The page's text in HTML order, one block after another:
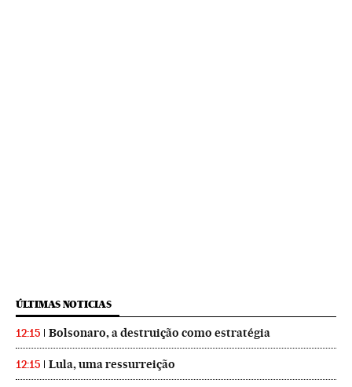
ÚLTIMAS NOTICIAS
12:15 Bolsonaro, a destruição como estratégia
12:15 Lula, uma ressurreição